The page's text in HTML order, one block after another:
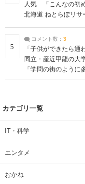
人気 「こんなの初
北海道 ねとらぼリサ
5
コメント数： 3
「子供ができたら
同立・産近甲龍の大
「学問の街のよう
| 大学 ねとらぼリサ
カテゴリ一覧
IT・科学
エンタメ
おかね